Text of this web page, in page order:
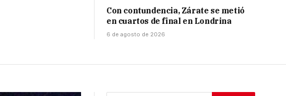
Con contundencia, Zárate se metió
en cuartos de final en Londrina
6 de agosto de 2026